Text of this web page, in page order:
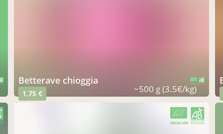
betterave chioggia
1,75 € ~500 g (3.5€/kg)
CERTIFIÉ PAR FR-BIO-01
AGRICULTURE FRANCE